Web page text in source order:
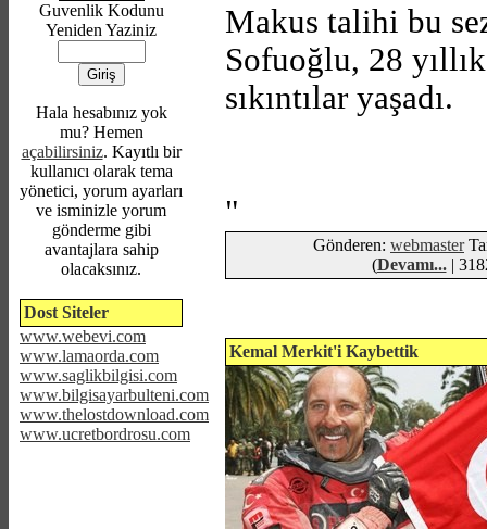
Guvenlik Kodunu
Yeniden Yaziniz
Hala hesabınız yok
mu? Hemen
açabilirsiniz. Kayıtlı bir
kullanıcı olarak tema
yönetici, yorum ayarları
ve isminizle yorum
gönderme gibi
avantajlara sahip
olacaksınız.
Dost Siteler
www.webevi.com
www.lamaorda.com
www.saglikbilgisi.com
www.bilgisayarbulteni.com
www.thelostdownload.com
www.ucretbordrosu.com
Makus talihi bu
Sofuoğlu, 28
sıkıntılar yaşadı.
"
Gönderen: webmaster
(Devamı...|
Kemal Merkit'i Kaybettik